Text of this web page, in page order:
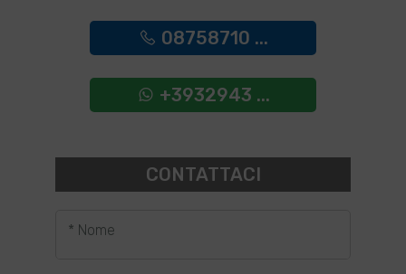
08758710 ...
+3932943 ...
CONTATTACI
* Nome